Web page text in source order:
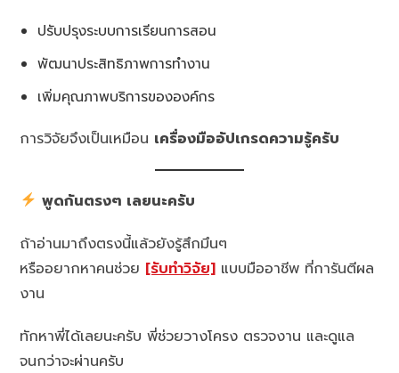
ปรับปรุงระบบการเรียนการสอน
พัฒนาประสิทธิภาพการทำงาน
เพิ่มคุณภาพบริการขององค์กร
การวิจัยจึงเป็นเหมือน เครื่องมืออัปเกรดความรู้ครับ
พูดกันตรงๆ เลยนะครับ
ถ้าอ่านมาถึงตรงนี้แล้วยังรู้สึกมึนๆ
หรืออยากหาคนช่วย [รับทำวิจัย] แบบมืออาชีพ ที่การันตีผล
งาน
ทักหาพี่ได้เลยนะครับ พี่ช่วยวางโครง ตรวจงาน และดูแล
จนกว่าจะผ่านครับ